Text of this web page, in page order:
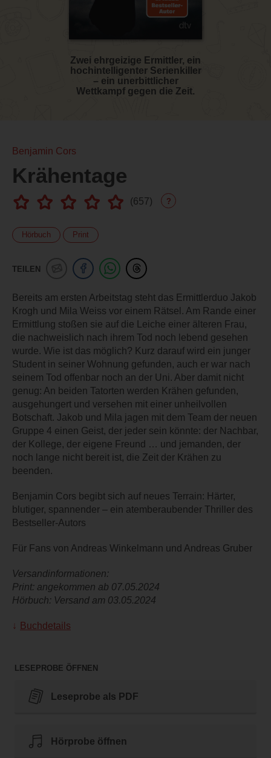
Zwei ehrgeizige Ermittler, ein
hochintelligenter Serienkiller
– ein unerbittlicher
Wettkampf gegen die Zeit.
Benjamin Cors
Krähentage
(657) ?
Hörbuch Print
TEILEN
Bereits am ersten Arbeitstag steht das Ermittlerduo Jakob
Krogh und Mila Weiss vor einem Rätsel. Am Rande einer
Ermittlung stoßen sie auf die Leiche einer älteren Frau,
die nachweislich nach ihrem Tod noch lebend gesehen
wurde. Wie ist das möglich? Kurz darauf wird ein junger
Student in seiner Wohnung gefunden, auch er war nach
seinem Tod offenbar noch an der Uni. Aber damit nicht
genug: An beiden Tatorten werden Krähen gefunden,
ausgehungert und versehen mit einer unheilvollen
Botschaft. Jakob und Mila jagen mit dem Team der neuen
Gruppe 4 einen Geist, der jeder sein könnte: der Nachbar,
der Kollege, der eigene Freund … und jemanden, der
noch lange nicht bereit ist, die Zeit der Krähen zu
beenden.
Benjamin Cors begibt sich auf neues Terrain: Härter,
blutiger, spannender – ein atemberaubender Thriller des
Bestseller-Autors
Für Fans von Andreas Winkelmann und Andreas Gruber
Versandinformationen:
Print: angekommen ab 07.05.2024
Hörbuch: Versand am 03.05.2024
Buchdetails
LESEPROBE ÖFFNEN
Leseprobe als PDF
Hörprobe öffnen